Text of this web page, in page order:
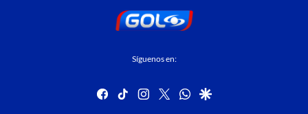
Síguenos en:
facebook
tiktok instagram
twitterwhatsapp
google